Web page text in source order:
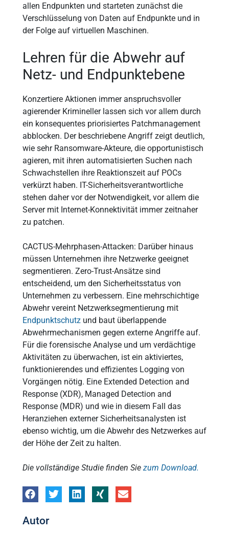
allen Endpunkten und starteten zunächst die
Verschlüsselung von Daten auf Endpunkte und in
der Folge auf virtuellen Maschinen.
Lehren für die Abwehr auf
Netz- und Endpunktebene
Konzertiere Aktionen immer anspruchsvoller
agierender Krimineller lassen sich vor allem durch
ein konsequentes priorisiertes Patchmanagement
abblocken. Der beschriebene Angriff zeigt deutlich,
wie sehr Ransomware-Akteure, die opportunistisch
agieren, mit ihren automatisierten Suchen nach
Schwachstellen ihre Reaktionszeit auf POCs
verkürzt haben. IT-Sicherheitsverantwortliche
stehen daher vor der Notwendigkeit, vor allem die
Server mit Internet-Konnektivität immer zeitnaher
zu patchen.
CACTUS-Mehrphasen-Attacken: Darüber hinaus
müssen Unternehmen ihre Netzwerke geeignet
segmentieren. Zero-Trust-Ansätze sind
entscheidend, um den Sicherheitsstatus von
Unternehmen zu verbessern. Eine mehrschichtige
Abwehr vereint Netzwerksegmentierung mit
Endpunktschutzund baut überlappende
Abwehrmechanismen gegen externe Angriffe auf.
Für die forensische Analyse und um verdächtige
Aktivitäten zu überwachen, ist ein aktiviertes,
funktionierendes und effizientes Logging von
Vorgängen nötig. Eine Extended Detection and
Response (XDR), Managed Detection and
Response (MDR) und wie in diesem Fall das
Heranziehen externer Sicherheitsanalysten ist
ebenso wichtig, um die Abwehr des Netzwerkes auf
der Höhe der Zeit zu halten.
Die vollständige Studie finden Sie zum Download.
Autor